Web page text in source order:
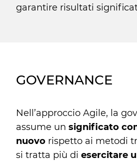
garantire risultati
GOVERNANCE
Nell’approccio Agile, la
assume un significato
nuovo rispetto ai metodi
si tratta più di esercitare